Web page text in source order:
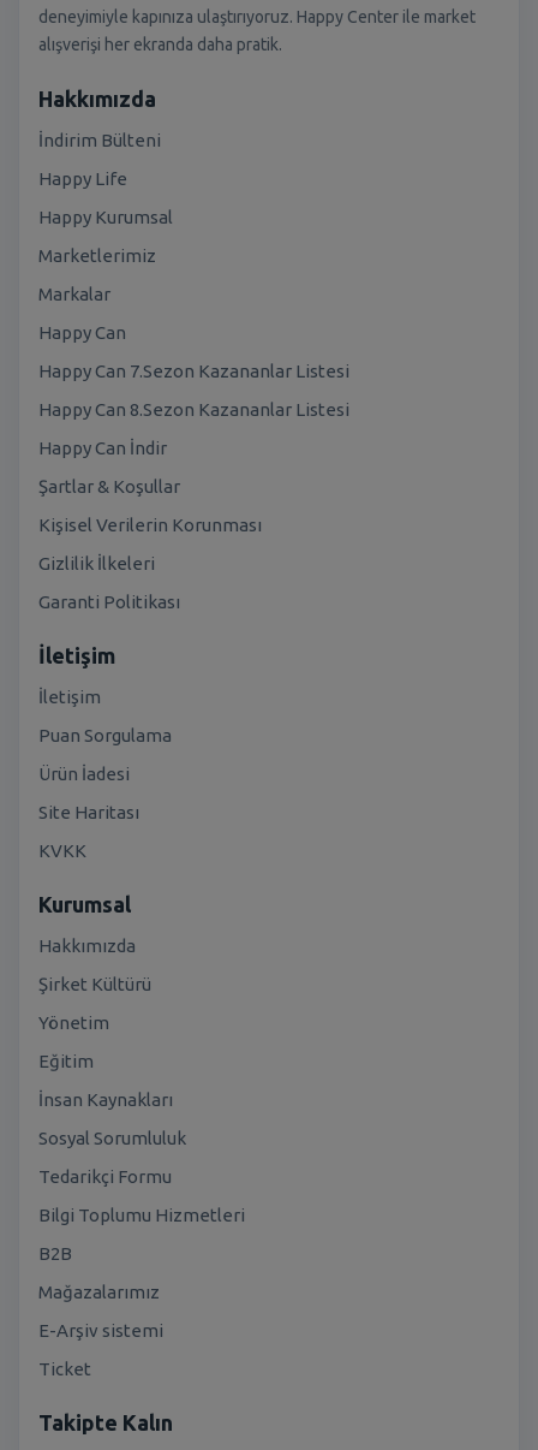
deneyimiyle kapınıza ulaştırıyoruz. Happy Center ile market
alışverişi her ekranda daha pratik.
Hakkımızda
İndirim Bülteni
Happy Life
Happy Kurumsal
Marketlerimiz
Markalar
Happy Can
Happy Can 7.Sezon Kazananlar Listesi
Happy Can 8.Sezon Kazananlar Listesi
Happy Can İndir
Şartlar & Koşullar
Kişisel Verilerin Korunması
Gizlilik İlkeleri
Garanti Politikası
İletişim
İletişim
Puan Sorgulama
Ürün İadesi
Site Haritası
KVKK
Kurumsal
Hakkımızda
Şirket Kültürü
Yönetim
Eğitim
İnsan Kaynakları
Sosyal Sorumluluk
Tedarikçi Formu
Bilgi Toplumu Hizmetleri
B2B
Mağazalarımız
E-Arşiv sistemi
Ticket
Takipte Kalın